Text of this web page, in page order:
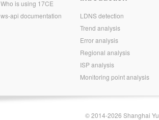
Who is using 17CE
ws-api documentation
LDNS detection
Trend analysis
Error analysis
Regional analysis
ISP analysis
Monitoring point analysis
© 2014-2026 Shanghai